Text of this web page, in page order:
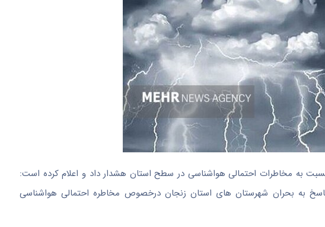
به مخاطرات احتمالی هواشناسی در سطح استان هشدار داد و اعلام کرده است:
به بحران شهرستان های استان زنجان درخصوص مخاطره احتمالی هواشناسی